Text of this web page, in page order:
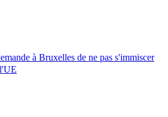
à Bruxelles de ne pas s'immiscer